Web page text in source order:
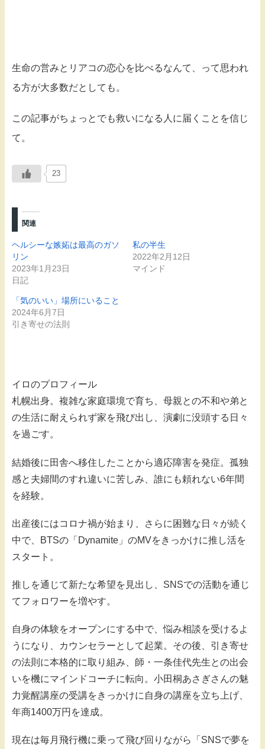
生命の営みとリアコの恋心を比べるなんて、って思われ
る方が大多数だとしても。
この記事がちょっとでも救いになる人に届くことを信じ
て。
23
関連
ヘルシーな嫉妬は最高のガソ
リン
2023年1月23日
日記
私の半生
2022年2月12日
マインド
「気のいい」場所にいること
2024年6月7日
引き寄せの法則
イロのプロフィール
札幌出身。複雑な家庭環境で育ち、母親との不和や弟と
の生活に耐えられず家を飛び出し、演劇に没頭する日々
を過ごす。
結婚後に田舎へ移住したことから適応障害を発症。孤独
感と夫婦間のすれ違いに苦しみ、誰にも頼れない6年間
を経験。
出産後にはコロナ禍が始まり、さらに困難な日々が続く
中で、BTSの「Dynamite」のMVをきっかけに推し活を
スタート。
推しを通じて新たな希望を見出し、SNSでの活動を通じ
てフォロワーを増やす。
自身の体験をオープンにする中で、悩み相談を受けるよ
うになり、カウンセラーとして起業。その後、引き寄せ
の法則に本格的に取り組み、師・一条佳代先生との出会
いを機にマインドコーチに転向。小田桐あさぎさんの魅
力覚醒講座の受講をきっかけに自身の講座を立ち上げ、
年商1400万円を達成。
現在は毎月飛行機に乗って飛び回りながら「SNSで夢を